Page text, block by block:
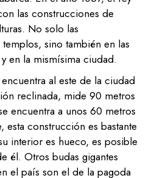
las construcciones de
No solo las
sino también en las
en la mismísima ciudad.
al este de la ciudad
reclinada, mide 90 metros
encuentra a unos 60 metros
esta construcción es bastante
interior es hueco, es posible
él. Otros budas gigantes
el país son el de la pagoda